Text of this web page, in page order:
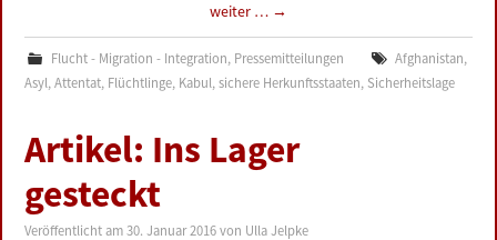
weiter … →
Flucht - Migration - Integration, Pressemitteilungen Afghanistan,
Asyl,Attentat, Flüchtlinge, Kabul,sichere Herkunftsstaaten, Sicherheitslage
Artikel: Ins Lager
gesteckt
Veröffentlicht am30. Januar 2016 von Ulla Jelpke